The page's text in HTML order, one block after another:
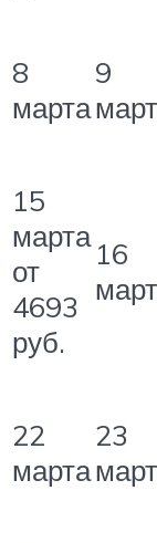
8
марта
9
15
марта
от
4693
руб.
16
22
марта
23